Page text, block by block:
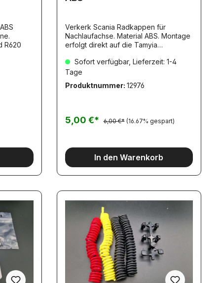
und R620
Verkerk Scania Radkappen für
Nachlaufachse. Material ABS. Montage
erfolgt direkt auf die Tamyia
Sofort verfügbar, Lieferzeit: 1-4
Tage
Produktnummer: 12976
5,00 €* 6,00 €* (16.67% gespart)
In den Warenkorb